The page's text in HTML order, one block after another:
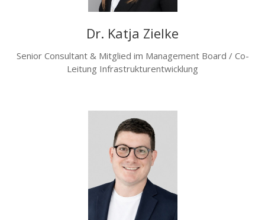
Dr. Katja Zielke
Senior Consultant & Mitglied im Management Board / Co-
Leitung Infrastrukturentwicklung